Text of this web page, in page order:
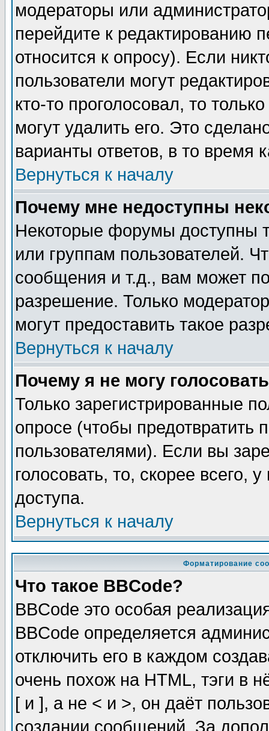
модераторы или
перейдите к редактированию
относится к опросу). Если
пользователи могут
кто-то проголосовал, то
могут удалить его. Это
варианты ответов, в то время
Вернуться к началу
Почему мне недоступны
Некоторые форумы доступны
или группам пользователей.
сообщения и т.д., вам может
разрешение. Только
могут предоставить такое
Вернуться к началу
Почему я не могу
Только зарегистрированные
опросе (чтобы предотвратить
пользователями). Если вы
голосовать, то, скорее всего,
доступа.
Вернуться к началу
Форматирование
Что такое BBCode?
BBCode это особая
BBCode определяется
отключить его в каждом
очень похож на HTML, тэги в
[ и ], а не < и >, он даёт
создании сообщений. За